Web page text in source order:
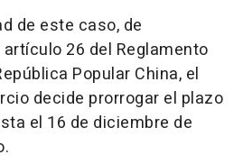
de este caso, de
26 del Reglamento
Popular China, el
decide prorrogar el plazo
el 16 de diciembre de